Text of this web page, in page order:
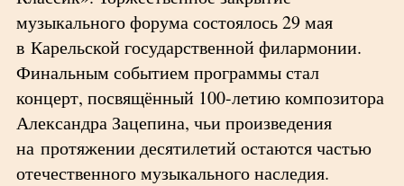
музыкального форума состоялось 29 мая
в Карельской государственной филармонии.
Финальным событием программы стал
концерт, посвящённый 100-летию композитора
Александра Зацепина, чьи произведения
на протяжении десятилетий остаются частью
отечественного музыкального наследия.